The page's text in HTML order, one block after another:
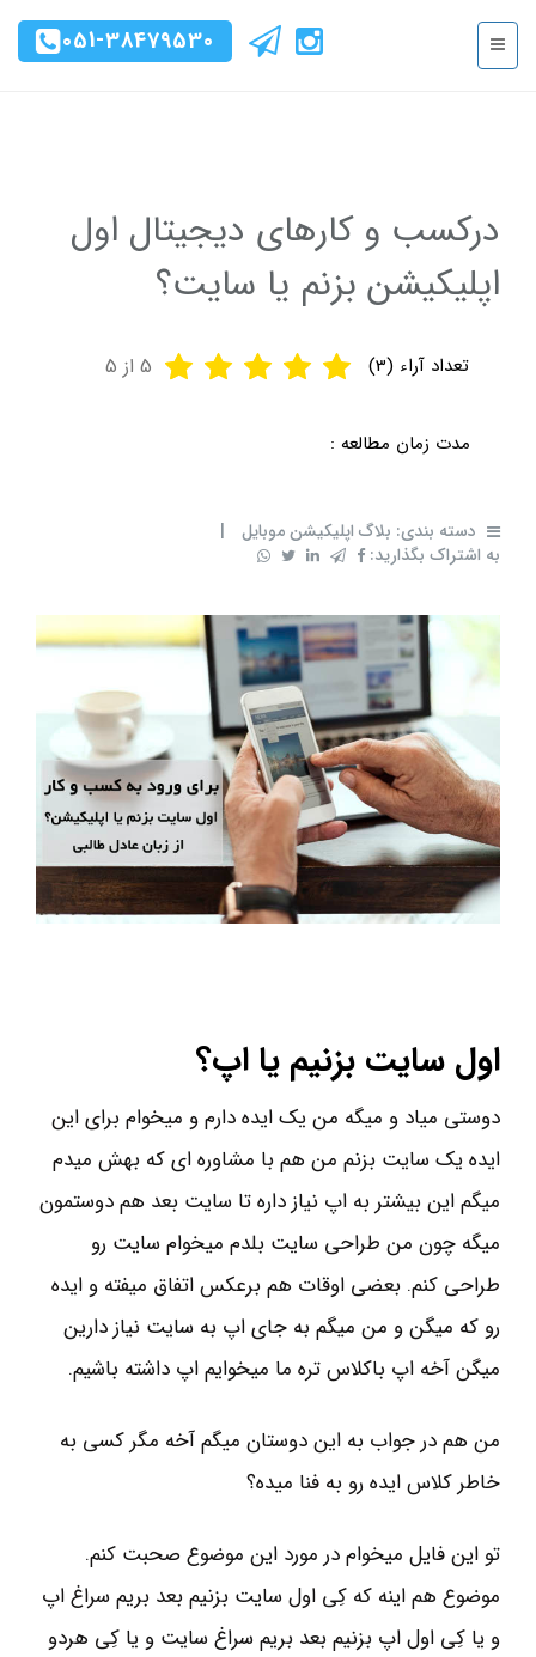
051-38479530
درکسب و کارهای دیجیتال اول
اپلیکیشن بزنم یا سایت؟
تعداد آراء (3
)
5 از 5
مدت زمان مطالعه :
دسته بندی: بلاگ اپلیکیشن موبایل
|
به اشتراک بگذارید:
اول سایت بزنیم یا اپ؟
دوستی میاد و میگه من یک ایده دارم و میخوام برای این
ایده یک سایت بزنم من هم با مشاوره ای که بهش میدم
میگم این بیشتر به اپ نیاز داره تا سایت بعد هم دوستمون
میگه چون من طراحی سایت بلدم میخوام سایت رو
طراحی کنم. بعضی اوقات هم برعکس اتفاق میفته و ایده
رو که میگن و من میگم به جای اپ به سایت نیاز دارین
میگن آخه اپ باکلاس تره ما میخوایم اپ داشته باشیم.
من هم در جواب به این دوستان میگم آخه مگر کسی به
خاطر کلاس ایده رو به فنا میده؟
تو این فایل میخوام در مورد این موضوع صحبت کنم.
موضوع هم اینه که کِی اول سایت بزنیم بعد بریم سراغ اپ
و یا کِی اول اپ بزنیم بعد بریم سراغ سایت و یا کِی هردو